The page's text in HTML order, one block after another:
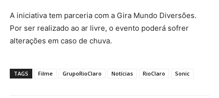
A iniciativa tem parceria com a Gira Mundo Diversões.
Por ser realizado ao ar livre, o evento poderá sofrer
alterações em caso de chuva.
TAGS Filme GrupoRioClaro Notícias RioClaro Sonic